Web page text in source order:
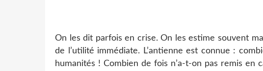
On les dit parfois en crise. On les estime souvent
de l’utilité immédiate. L’antienne est connue :
humanités ! Combien de fois n’a-t-on pas remis en